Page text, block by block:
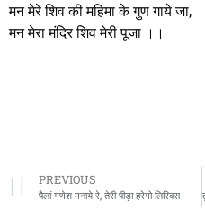
मन मेरे शिव की महिमा के गुण गाये जा,
मन मेरा मंदिर शिव मेरी पूजा ।।
PREVIOUS
पैलां गणेश मनाये रे, तेरी पीड़ा हरेगो लिरिक्स